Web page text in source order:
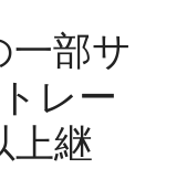
一部サ
レー
上継